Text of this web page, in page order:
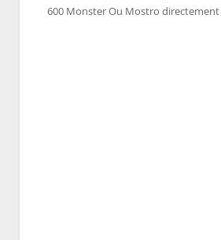
600 Monster Ou Mostro directement